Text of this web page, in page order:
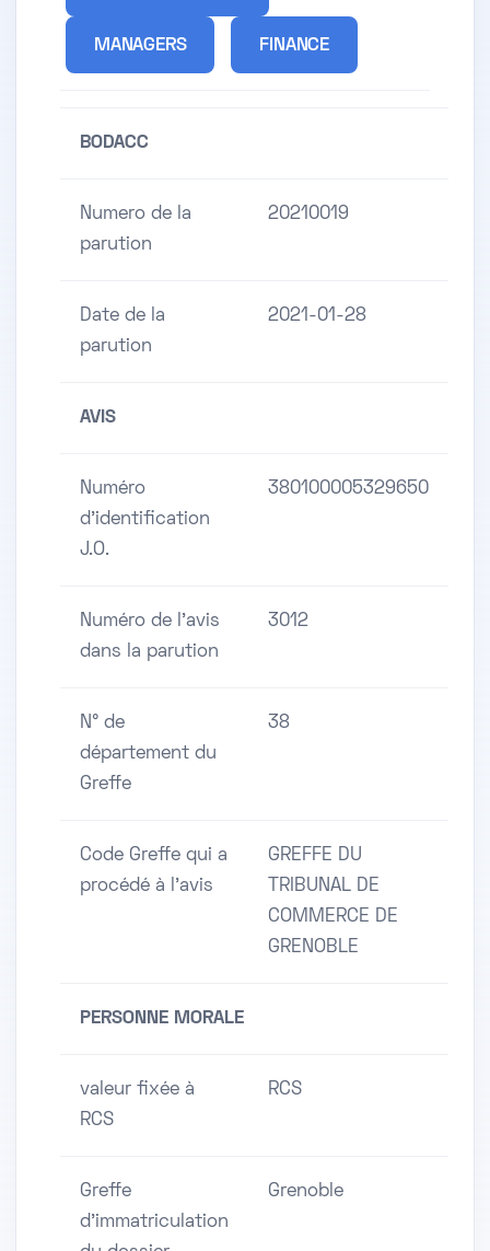
MANAGERS FINANCE
BODACC
Numero de la
parution
20210019
Date de la
parution
2021-01-28
AVIS
Numéro
d'identification
J.O.
380100005329650
Numéro de l'avis
dans la parution
3012
N° de
département du
Greffe
38
Code Greffe qui a
procédé à l'avis
GREFFE DU
TRIBUNAL DE
COMMERCE DE
GRENOBLE
PERSONNE MORALE
valeur fixée à
RCS
RCS
Greffe
d'immatriculation
Grenoble